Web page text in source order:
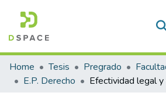
Communities & Collections
All of DSpace
Home Tesis Pregrado
E.P. Derecho